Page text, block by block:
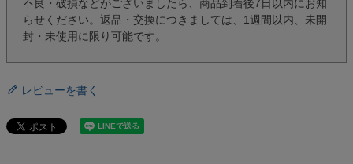
不良・破損などがございましたら、商品到着後7日以内にお知
らせください。返品・交換につきましては、1週間以内、未開
封・未使用に限り可能です。
レビューを書く